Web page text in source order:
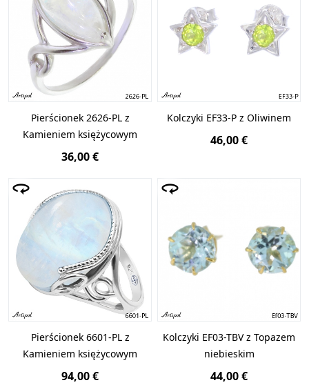
Pierścionek 2626-PL z
Kamieniem księżycowym
36,00 €
Kolczyki EF33-P z Oliwinem
46,00 €
Pierścionek 6601-PL z
Kamieniem księżycowym
94,00 €
Kolczyki EF03-TBV z Topazem
niebieskim
44,00 €